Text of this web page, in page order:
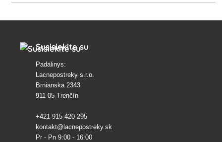
Susisiekite su
Padalinys:
Lacnepostreky s.r.o.
Brnianska 2343
911 05 Trenčín
+421 915 420 295
kontakt@lacnepostreky.sk
Pr - Pn 9:00 - 16:00